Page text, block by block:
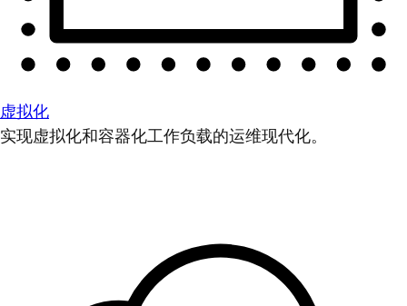
虚拟化
实现虚拟化和容器化工作负载的运维现代化。